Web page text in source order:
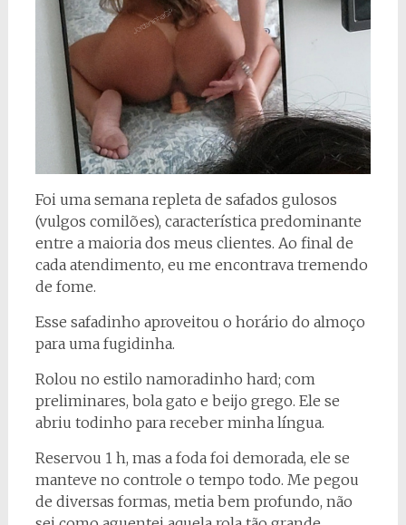
Foi uma semana repleta de safados gulosos
(vulgos comilões), característica predominante
entre a maioria dos meus clientes. Ao final de
cada atendimento, eu me encontrava tremendo
de fome.
Esse safadinho aproveitou o horário do almoço
para uma fugidinha.
Rolou no estilo namoradinho hard; com
preliminares, bola gato e beijo grego. Ele se
abriu todinho para receber minha língua.
Reservou 1 h, mas a foda foi demorada, ele se
manteve no controle o tempo todo. Me pegou
de diversas formas, metia bem profundo, não